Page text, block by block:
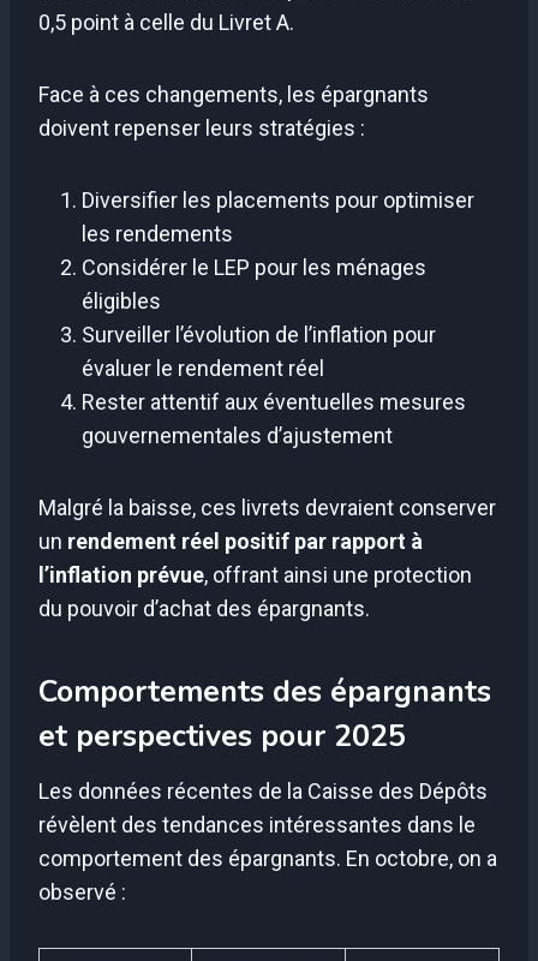
0,5 point à celle du Livret A.
Face à ces changements, les épargnants
doivent repenser leurs stratégies :
Diversifier les placements pour optimiser
les rendements
Considérer le LEP pour les ménages
éligibles
Surveiller l’évolution de l’inflation pour
évaluer le rendement réel
Rester attentif aux éventuelles mesures
gouvernementales d’ajustement
Malgré la baisse, ces livrets devraient conserver
un rendement réel positif par rapport à
l’inflation prévue, offrant ainsi une protection
du pouvoir d’achat des épargnants.
Comportements des épargnants
et perspectives pour 2025
Les données récentes de la Caisse des Dépôts
révèlent des tendances intéressantes dans le
comportement des épargnants. En octobre, on a
observé :